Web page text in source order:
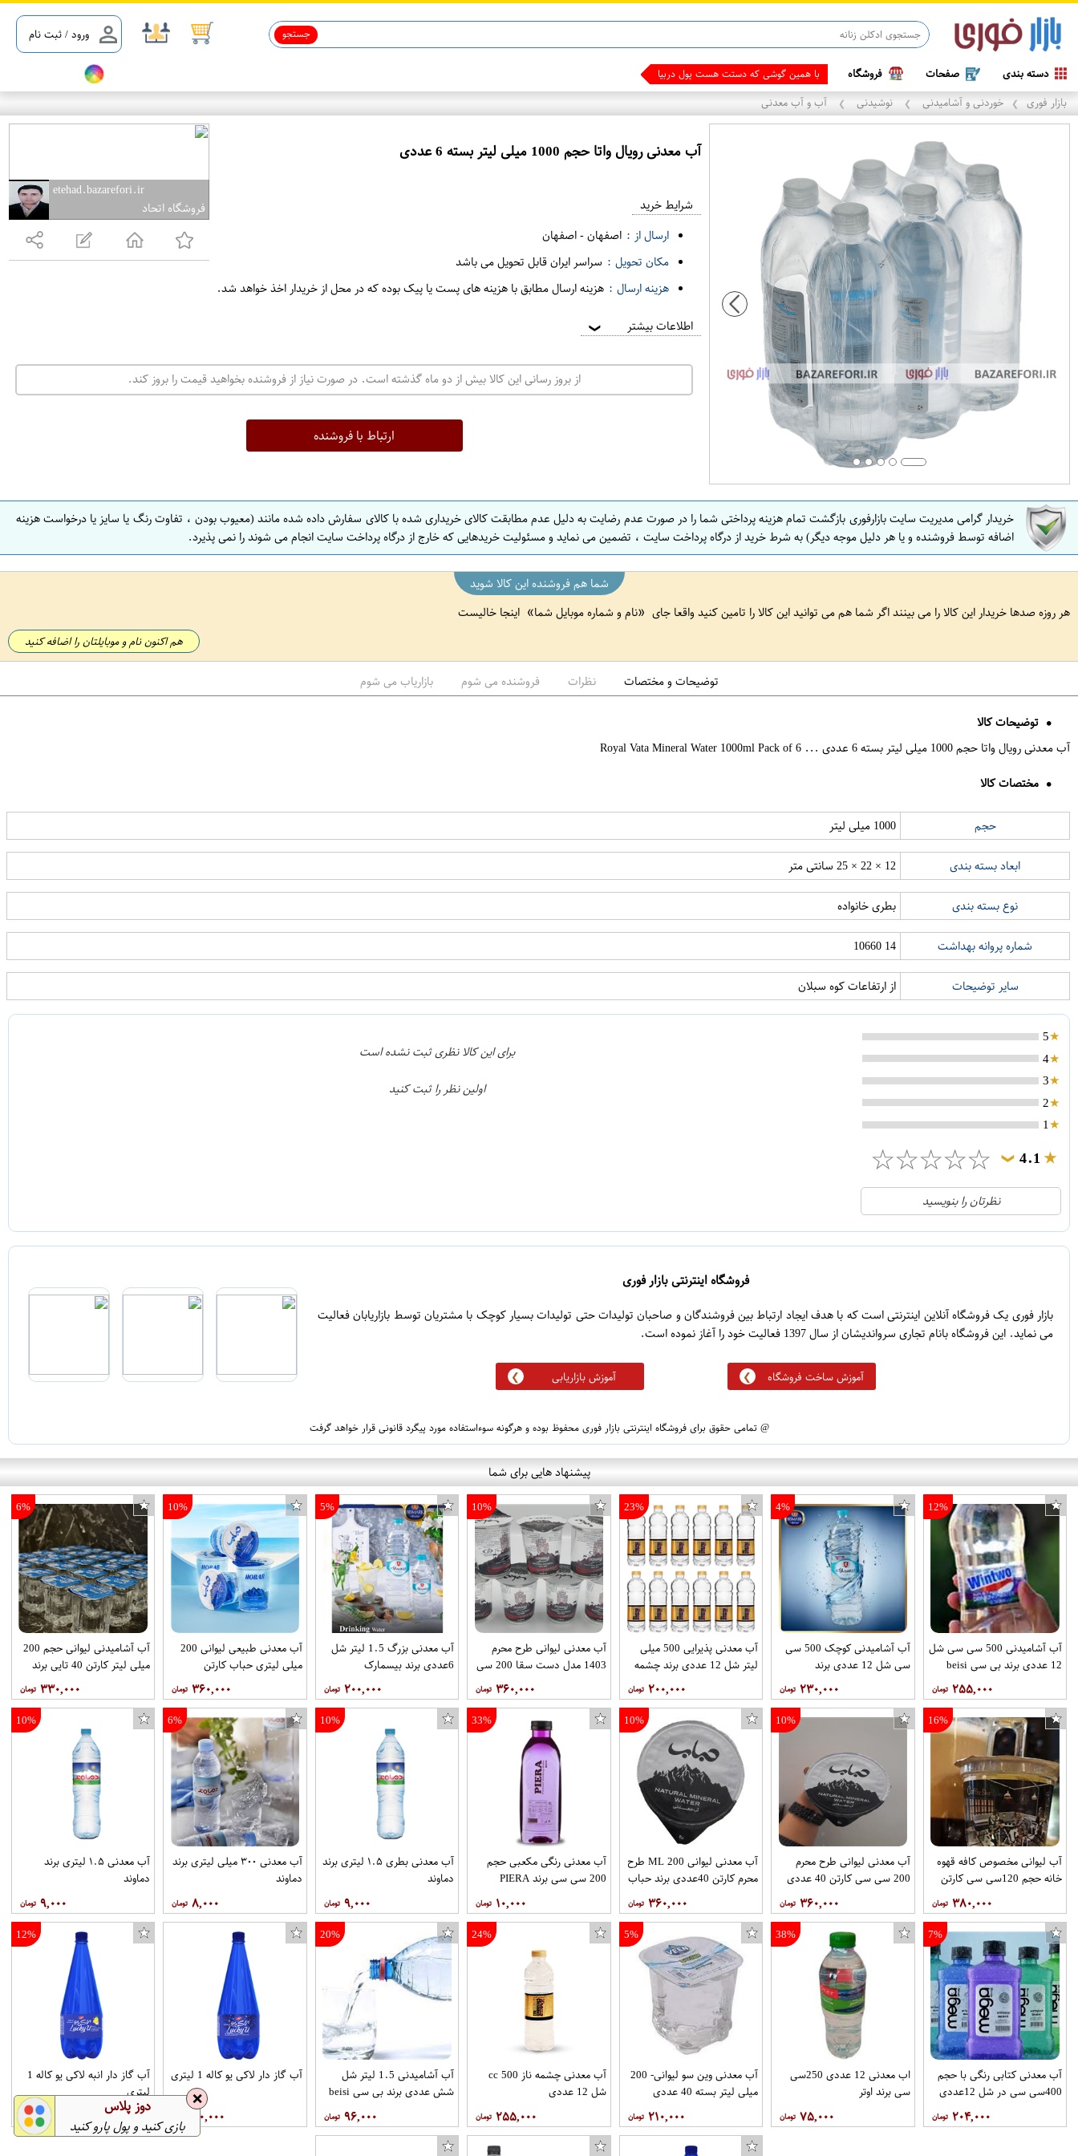
ورود / ثبت نام جستجو
دسته بندی صفحات فروشگاه با همین گوشی که دستت هست پول دربیار !!!
بازار فوری ❯ خوردنی و آشامیدنی ❯ نوشیدنی ❯ آب و آب معدنی
etehad.bazarefori.ir
فروشگاه اتحاد
آب معدنی رویال واتا حجم 1000 میلی لیتر بسته 6 عددی
و
ت
ه
ا
ن
ص
ف
ه
ا
ف
ه
شرایط خرید
ارسال از : اصفهان-اصفهان
مکان تحویل : سراسر ایران قابل تحویل می باشد
هزینه ارسال : هزینه ارسال مطابق با هزینه های پست یا پیک بوده که در محل از خریدار اخذ خواهد شد.
اطلاعات بیشتر ❯
از بروز رسانی این کالا بیش از دو ماه گذشته است. در صورت نیاز از فروشنده بخواهید قیمت را بروز کند.
ارتباط با فروشنده
خریدار گرامی مدیریت سایت بازارفوری بازگشت تمام هزینه پرداختی شما را در صورت عدم رضایت به دلیل عدم مطابقت کالای خریداری شده با کالای سفارش داده شده مانند (معیوب بودن ، تفاوت رنگ یا سایز یا درخواست هزینه
اضافه توسط فروشنده و یا هر دلیل موجه دیگر) به شرط خرید از درگاه پرداخت سایت ، تضمین می نماید و مسئولیت خریدهایی که خارج از درگاه پرداخت سایت انجام می شوند را نمی پذیرد.
شما هم فروشنده این کالا شوید
هر روزه صدها خریدار این کالا را می بینند اگر شما هم می توانید این کالا را تامین کنید واقعا جای
نام و شماره موبایل شما اینجا خالیست
هم اکنون نام و موبایلتان را اضافه کنید
توضیحات و مختصات نظرات فروشنده می شوم بازاریاب می شوم
توضیحات کالا
آب معدنی رویال واتا حجم 1000 میلی لیتر بسته 6 عددی ... Royal Vata Mineral Water 1000ml Pack of 6
مختصات کالا
حجم 1000 میلی لیتر
ابعاد بسته بندی 12 × 22 × 25 سانتی متر
نوع بسته بندی بطری خانواده
شماره پروانه بهداشت 14 10660
سایر توضیحات از ارتفاعات کوه سبلان
5
4
3
2
1
4.1
❯
☆
☆
☆
☆
☆
21
3
1
1
5
نظرتان را بنویسید
برای این کالا نظری ثبت نشده است
اولین نظر را ثبت کنید
فروشگاه اینترنتی بازار فوری
بازار فوری یک فروشگاه آنلاین اینترنتی است که با هدف ایجاد ارتباط بین فروشندگان و صاحبان تولیدات حتی تولیدات بسیار کوچک با مشتریان توسط بازاریابان فعالیت
می نماید. این فروشگاه بانام تجاری سرواندیشان از سال 1397 فعالیت خود را آغاز نموده است.
آموزش ساخت فروشگاه آموزش بازاریابی
@ تمامی حقوق برای فروشگاه اینترنتی بازار فوری محفوظ بوده و هرگونه سوءاستفاده مورد پیگرد قانونی قرار خواهد گرفت
پیشنهاد هایی برای شما
12%
آب آشامیدنی 500 سی سی شل
12 عددی برند بی سی beisi
۲۵۵,۰۰۰
4%
آب آشامیدنی کوچک 500 سی
سی شل 12 عددی برند
۲۳۰,۰۰۰
23%
آب معدنی پذیرایی 500 میلی
لیتر شل 12 عددی برند چشمه
۲۰۰,۰۰۰
10%
آب معدنی لیوانی طرح محرم
1403 مدل دست سقا 200 سی
۳۶۰,۰۰۰
5%
آب معدنی بزرگ 1.5 لیتر شل
6عددی برند بیسمارک
۲۰۰,۰۰۰
10%
آب معدنی طبیعی لیوانی 200
میلی لیتری حباب کارتن
۳۶۰,۰۰۰
6%
آب آشامیدنی لیوانی حجم 200
میلی لیتر کارتن 40 تایی برند
۳۳۰,۰۰۰
16%
آب لیوانی مخصوص کافه قهوه
خانه حجم 120سی سی کارتن
۳۸۰,۰۰۰
10%
آب معدنی لیوانی طرح محرم
200 سی سی کارتن 40 عددی
۳۶۰,۰۰۰
10%
آب معدنی لیوانی 200 ML طرح
محرم کارتن 40عددی برند حباب
۳۶۰,۰۰۰
33%
آب معدنی رنگی مکعبی حجم
200 سی سی برند PIERA
۱۰,۰۰۰
10%
آب معدنی بطری ۱.۵ لیتری برند
دماوند
۹,۰۰۰
6%
آب معدنی ۳۰۰ میلی لیتری برند
دماوند
۸,۰۰۰
10%
آب معدنی ۱.۵ لیتری برند
دماوند
۹,۰۰۰
7%
آب معدنی کتابی رنگی با حجم
400سی سی در شل 12عددی
۲۰۴,۰۰۰
38%
اب معدنی 12 عددی 250سی
سی برند اوتر
۷۵,۰۰۰
5%
آب معدنی وین سو لیوانی- 200
میلی لیتر بسته 40 عددی
۲۱۰,۰۰۰
24%
آب معدنی چشمه ناز 500 cc
شل 12 عددی
۲۵۵,۰۰۰
20%
آب آشامیدنی 1.5 لیتر شل
شش عددی برند بی سی beisi
۹۶,۰۰۰
آب گاز دار لاکی یو کاله 1 لیتری
۸۰,۰۰۰
12%
آب گاز دار انبه لاکی یو کاله 1
لیتری
۳۳۱,۸۰۰
❌ دوز پلاس
بازی کنید و پول پارو کنید